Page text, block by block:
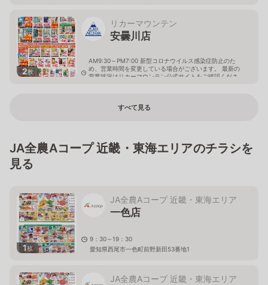
2枚
リカーマウンテン
安曇川店
AM9:30～PM7:00 新型コロナウイルス感染症防止のた
め、営業時間を変更している場合がございます。 最新の
営業状況はリカーマウンテン公式サイトをご確認くださ
すべて見る
JA全農Aコープ 近畿・東海エリアのチラシを
見る
1枚
JA全農Aコープ 近畿・東海エリア
一色店
9：30～19：30
愛知県西尾市一色町前野新田53番地1
JA全農Aコープ 近畿・東海エリア